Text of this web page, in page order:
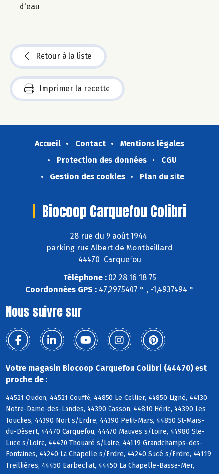
d'eau
Retour à la liste
Imprimer la recette
Accueil Contact
Mentions légales
Protection des données
CGU
Gestion des cookies
Plan du site
Biocoop Carquefou Colibri
28 rue du 9 août 1944
parking rue Albert de Montbeillard
44470 Carquefou
Téléphone :02 28 16 18 75
Coordonnées GPS : 47,2975407 ° , -1,4937494 °
Nous suivre sur
Votre magasin Biocoop Carquefou Colibri (44470) est
proche de :
44521 Oudon, 44521 Couffé, 44850 Le Cellier, 44850 Ligné, 44130
Notre-Dame-des-Landes, 44390 Casson, 44810 Héric, 44390 Les
Touches, 44390 Nort s/Erdre, 44390 Petit-Mars, 44850 St-Mars-
du-Désert, 44470 Carquefou, 44470 Mauves s/Loire, 44980 Ste-
Luce s/Loire, 44470 Thouaré s/Loire, 44119 Grandchamps-des-
Fontaines, 44240 La Chapelle s/Erdre, 44240 Sucé s/Erdre, 44119
Treillières, 44450 Barbechat, 44450 La Chapelle-Basse-Mer,